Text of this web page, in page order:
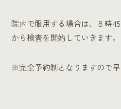
院内で服用する場合は、８時
から検査を開始していきます。
※完全予約制となりますので早